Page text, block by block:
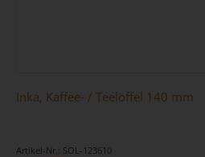
Inka, Kaffee- / Teelöffel 140 mm
Artikel-Nr.: SOL-123610